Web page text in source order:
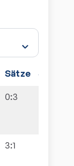
Sätze Spiele
0:3
3:1